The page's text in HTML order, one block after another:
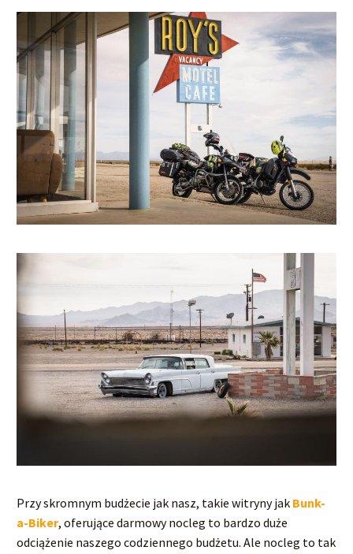
Przy skromnym budżecie jak nasz, takie witryny jak Bunk-
a-Biker, oferujące darmowy nocleg to bardzo duże
odciążenie naszego codziennego budżetu. Ale nocleg to tak